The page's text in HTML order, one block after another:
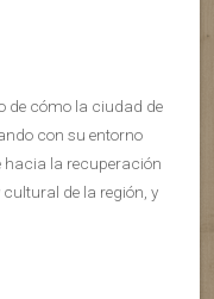
de cómo la ciudad de
con su entorno
hacia la recuperación
de la región, y